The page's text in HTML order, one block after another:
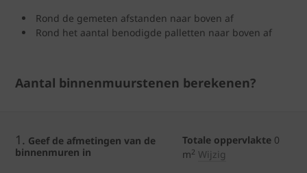
Rond de gemeten afstanden naar boven af
Rond het aantal benodigde palletten naar boven af
Aantal binnenmuurstenen berekenen?
1. Geef de afmetingen van de
binnenmuren in
Totale oppervlakte 0
m2 Wijzig